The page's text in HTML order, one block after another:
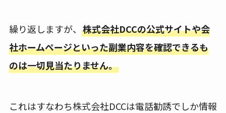
繰り返しますが、 株式会社DCCの公式サイトや会
社ホームページといった副業内容を確認できるも
のは一切見当たりません。
これはすなわち株式会社DCCは電話勧誘でしか情報